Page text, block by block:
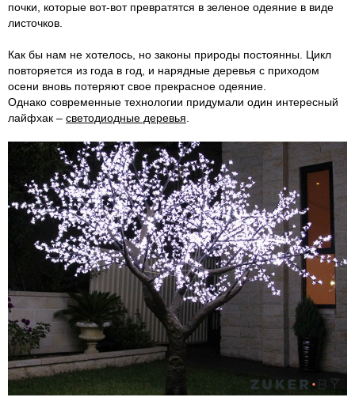
почки, которые вот-вот превратятся в зеленое одеяние в виде
листочков.
Как бы нам не хотелось, но законы природы постоянны. Цикл
повторяется из года в год, и нарядные деревья с приходом
осени вновь потеряют свое прекрасное одеяние.
Однако современные технологии придумали один интересный
лайфхак – светодиодные деревья